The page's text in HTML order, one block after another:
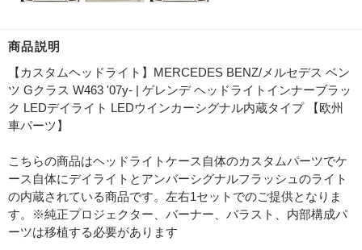
商品説明
【カスタムヘッドライト】MERCEDES BENZ/メルセデス ベン
ツ Gクラス W463 '07y- | ゲレンデ ヘッドライトインナーブラッ
ク LEDデイライト LEDウインカーシグナル内蔵タイプ 【欧州
車パーツ】
こちらの商品はヘッドライトケース自体のカスタムパーツでケ
ース自体にデイライトとアンバーシグナルフラッシュのライト
の内蔵されている商品です。左右1セットでのご提供となりま
す。※純正プロジェクター、バーナー、バラスト、内部構成パ
ーツは移植する必要があります